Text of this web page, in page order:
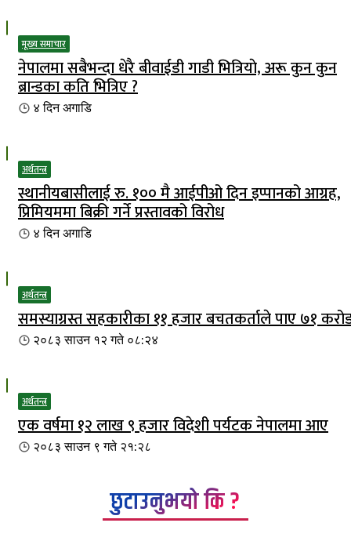
मूख्य समाचार
नेपालमा सबैभन्दा धेरै बीवाईडी गाडी भित्रियाे, अरू कुन कुन
ब्रान्डका कति भित्रिए ?
४ दिनअगाडि
अर्थतन्त्र
स्थानीयबासीलाई रु. १०० मै आईपीओ दिन इप्पानको आग्रह,
प्रिमियममा बिक्री गर्ने प्रस्तावको विरोध
४ दिनअगाडि
अर्थतन्त्र
समस्याग्रस्त सहकारीका ११ हजार बचतकर्ताले पाए ७१
२०८३ साउन १२ गते ०८:२४
अर्थतन्त्र
एक वर्षमा १२ लाख ९ हजार विदेशी पर्यटक नेपालमा आए
२०८३ साउन ९ गते २१:२८
छुटाउनुभयो कि ?